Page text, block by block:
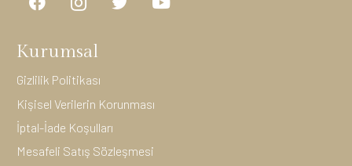
Kurumsal
Gizlilik Politikası
Kişisel Verilerin Korunması
İptal-İade Koşulları
Mesafeli Satış Sözleşmesi